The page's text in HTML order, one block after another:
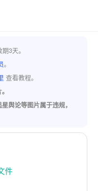
3天。
。
查看教程。
舆论等图片属于违规，